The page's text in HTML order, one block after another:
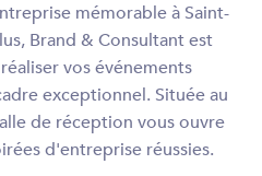
mémorable à Saint-
Brand & Consultant est
vos événements
exceptionnel. Située au
de réception vous ouvre
d'entreprise réussies.